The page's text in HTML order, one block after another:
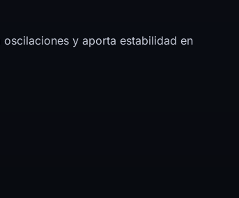
y aporta estabilidad en